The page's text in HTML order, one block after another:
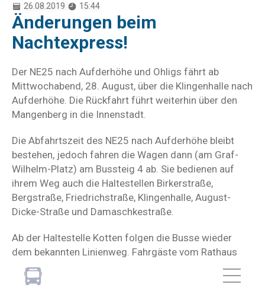
26.08.2019 15:44
Änderungen beim
Nachtexpress!
Der NE25 nach Aufderhöhe und Ohligs fährt ab
Mittwochabend, 28. August, über die Klingenhalle nach
Aufderhöhe. Die Rückfahrt führt weiterhin über den
Mangenberg in die Innenstadt.
Die Abfahrtszeit des NE25 nach Aufderhöhe bleibt
bestehen, jedoch fahren die Wagen dann (am Graf-
Wilhelm-Platz) am Bussteig 4 ab. Sie bedienen auf
ihrem Weg auch die Haltestellen Birkerstraße,
Bergstraße, Friedrichstraße, Klingenhalle, August-
Dicke-Straße und Damaschkestraße.
Ab der Haltestelle Kotten folgen die Busse wieder
dem bekannten Linienweg. Fahrgäste vom Rathaus
oder Mühlenplatz müssen für Fahrten nach
Aufderhöhe mit dem NE25 ab Mitte nächster Woche